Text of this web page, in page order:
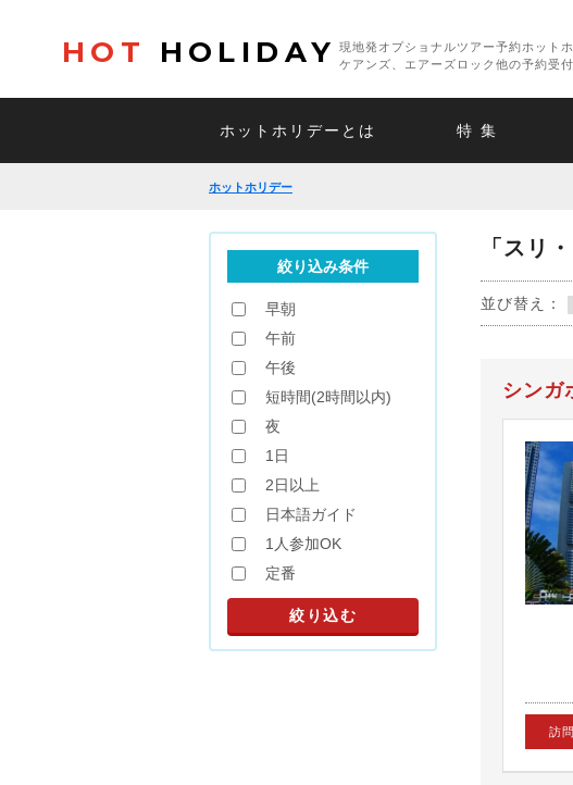
HOT HOLIDAY
現地発オプショナルツアー予約ホット
ケアンズ、エアーズロック他の予約受付
ホットホリデーとは 特 集
ホットホリデー
「スリ
並び替え：
シンガ
訪
絞り込み条件
早朝
午前
午後
短時間(2時間以内)
夜
1日
2日以上
日本語ガイド
1人参加OK
定番